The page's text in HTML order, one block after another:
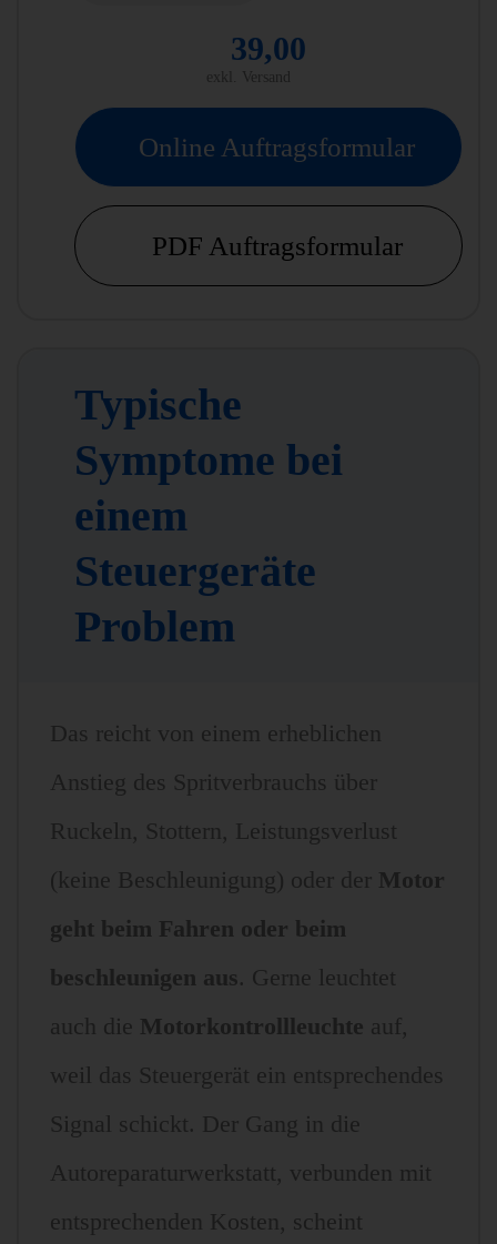
39,00
exkl. Versand
Online Auftragsformular
PDF Auftragsformular
Typische
Symptome bei
einem
Steuergeräte
Problem
Das reicht von einem erheblichen
Anstieg des Spritverbrauchs über
Ruckeln, Stottern, Leistungsverlust
(keine Beschleunigung) oder der Motor
geht beim Fahren oder beim
beschleunigen aus. Gerne leuchtet
auch die Motorkontrollleuchte auf,
weil das Steuergerät ein entsprechendes
Signal schickt. Der Gang in die
Autoreparaturwerkstatt, verbunden mit
entsprechenden Kosten, scheint